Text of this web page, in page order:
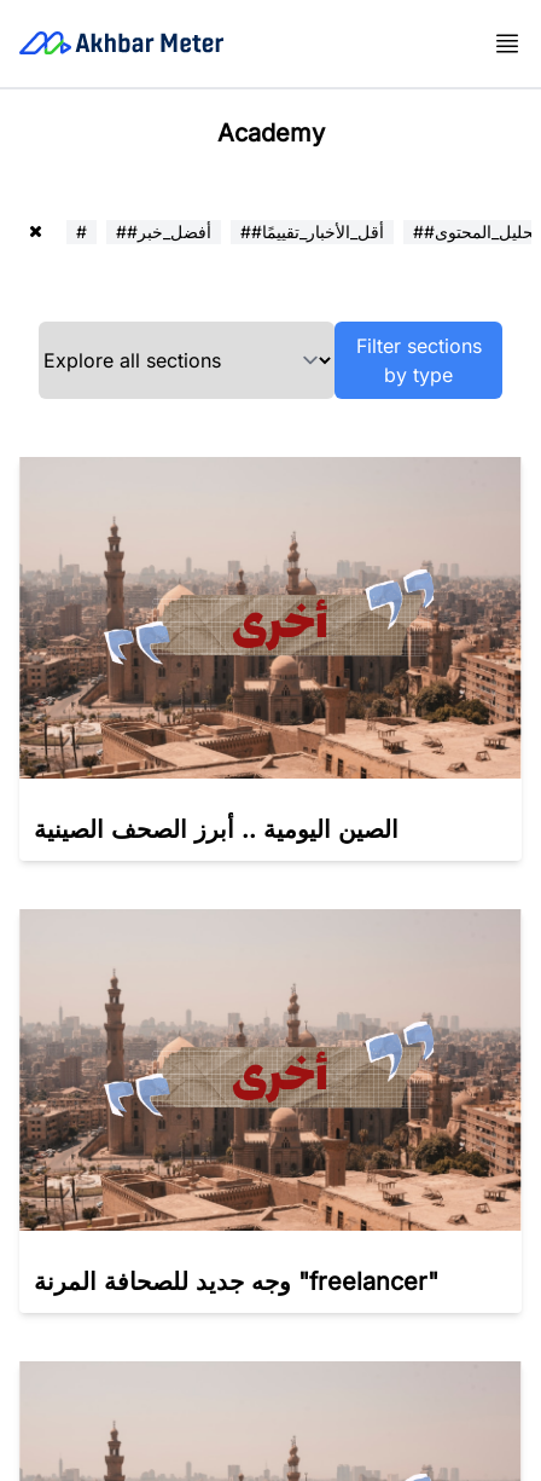
Academy
# ##أفضل_خبر ##أقل_الأخبار_تقييمًا ##تحليل_المحتوى
Filter sections
by type
الصين اليومية .. أبرز الصحف الصينية
وجه جديد للصحافة المرنة "freelancer"